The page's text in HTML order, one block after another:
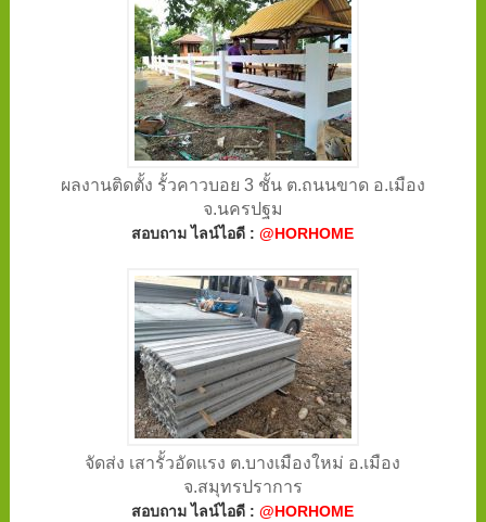
ผลงานติดตั้ง รั้วคาวบอย 3 ชั้น ต.ถนนขาด อ.เมือง
จ.นครปฐม
สอบถาม ไลน์ไอดี :@HORHOME
จัดส่ง เสารั้วอัดแรง ต.บางเมืองใหม่ อ.เมือง
จ.สมุทรปราการ
สอบถาม ไลน์ไอดี :@HORHOME